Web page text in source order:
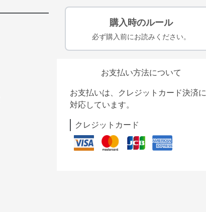
購入時のルール
必ず購入前にお読みください。
お支払い方法について
お支払いは、クレジットカード決済に
対応しています。
クレジットカード